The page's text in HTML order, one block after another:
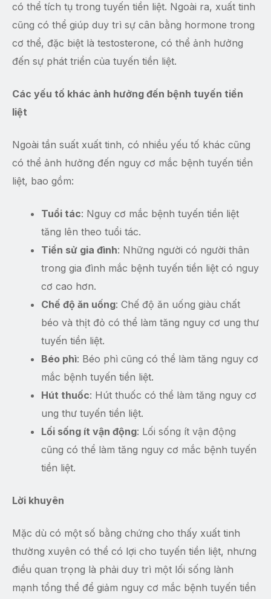
có thể tích tụ trong tuyến tiền liệt. Ngoài ra, xuất tinh
cũng có thể giúp duy trì sự cân bằng hormone trong
cơ thể, đặc biệt là testosterone, có thể ảnh hưởng
đến sự phát triển của tuyến tiền liệt.
Các yếu tố khác ảnh hưởng đến bệnh tuyến tiền
liệt
Ngoài tần suất xuất tinh, có nhiều yếu tố khác cũng
có thể ảnh hưởng đến nguy cơ mắc bệnh tuyến tiền
liệt, bao gồm:
Tuổi tác: Nguy cơ mắc bệnh tuyến tiền liệt
tăng lên theo tuổi tác.
Tiền sử gia đình: Những người có người thân
trong gia đình mắc bệnh tuyến tiền liệt có nguy
cơ cao hơn.
Chế độ ăn uống: Chế độ ăn uống giàu chất
béo và thịt đỏ có thể làm tăng nguy cơ ung thư
tuyến tiền liệt.
Béo phì: Béo phì cũng có thể làm tăng nguy cơ
mắc bệnh tuyến tiền liệt.
Hút thuốc: Hút thuốc có thể làm tăng nguy cơ
ung thư tuyến tiền liệt.
Lối sống ít vận động: Lối sống ít vận động
cũng có thể làm tăng nguy cơ mắc bệnh tuyến
tiền liệt.
Lời khuyên
Mặc dù có một số bằng chứng cho thấy xuất tinh
thường xuyên có thể có lợi cho tuyến tiền liệt, nhưng
điều quan trọng là phải duy trì một lối sống lành
mạnh tổng thể để giảm nguy cơ mắc bệnh tuyến tiền